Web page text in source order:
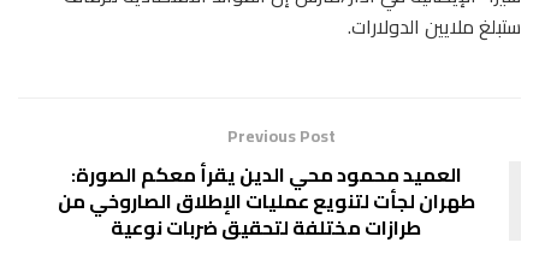
ستبلغ ملايين الدولارات.
Previous Post
العميد محمود محي الدين يقرأ معكم الصورة:
طهران لجأت لتنويع عمليات الإطلاق الصاروخي من
طرازات مختلفة لتحقيق ضربات نوعية